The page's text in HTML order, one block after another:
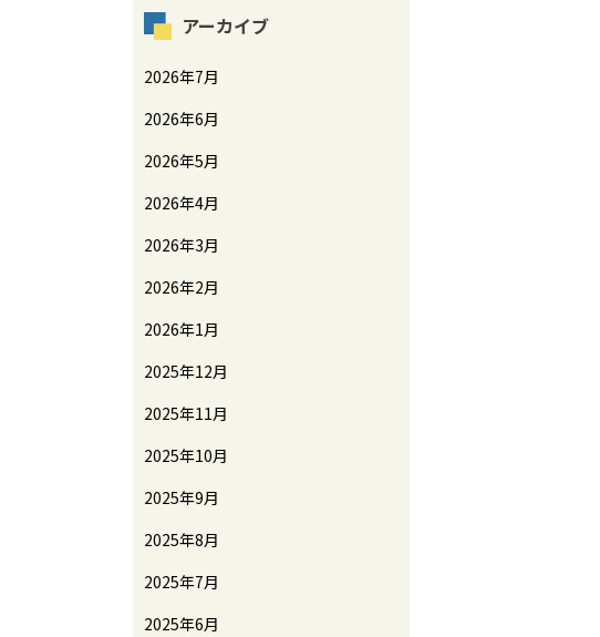
アーカイブ
2026年7月
2026年6月
2026年5月
2026年4月
2026年3月
2026年2月
2026年1月
2025年12月
2025年11月
2025年10月
2025年9月
2025年8月
2025年7月
2025年6月